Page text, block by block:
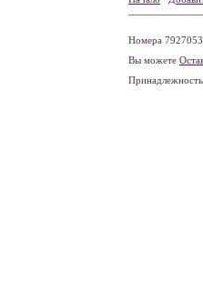
Номера
Вы можете